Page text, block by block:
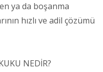
ya da boşanma
hızlı ve adil çözümü
NEDİR?